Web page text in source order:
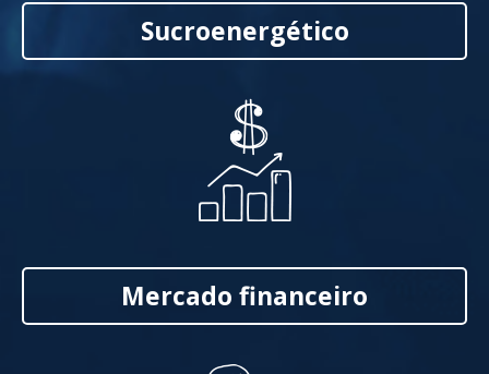
Sucroenergético
Mercado financeiro